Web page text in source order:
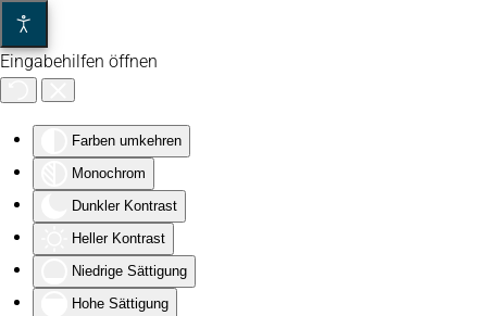
Eingabehilfen öffnen
Farben umkehren
Monochrom
Dunkler Kontrast
Heller Kontrast
Niedrige Sättigung
Hohe Sättigung
Zum Hauptinhalt springen